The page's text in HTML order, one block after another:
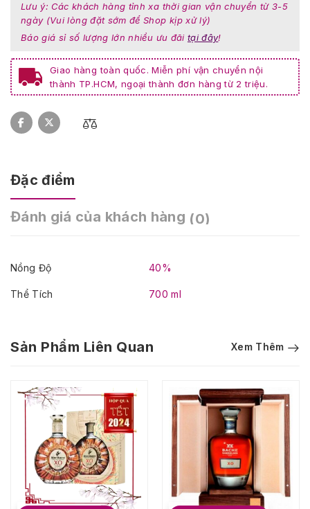
Lưu ý: Các khách hàng tỉnh xa thời gian vận chuyển từ 3-5
ngày (Vui lòng đặt sớm để Shop kịp xử lý)
Báo giá sỉ số lượng lớn nhiều ưu đãi tại đây!
Giao hàng toàn quốc. Miễn phí vận chuyển nội
thành TP.HCM, ngoại thành đơn hàng từ 2 triệu.
Đặc điểm
Đánh giá của khách hàng (0)
Nồng Độ 40%
Thể Tích 700 ml
Sản Phẩm Liên Quan Xem Thêm